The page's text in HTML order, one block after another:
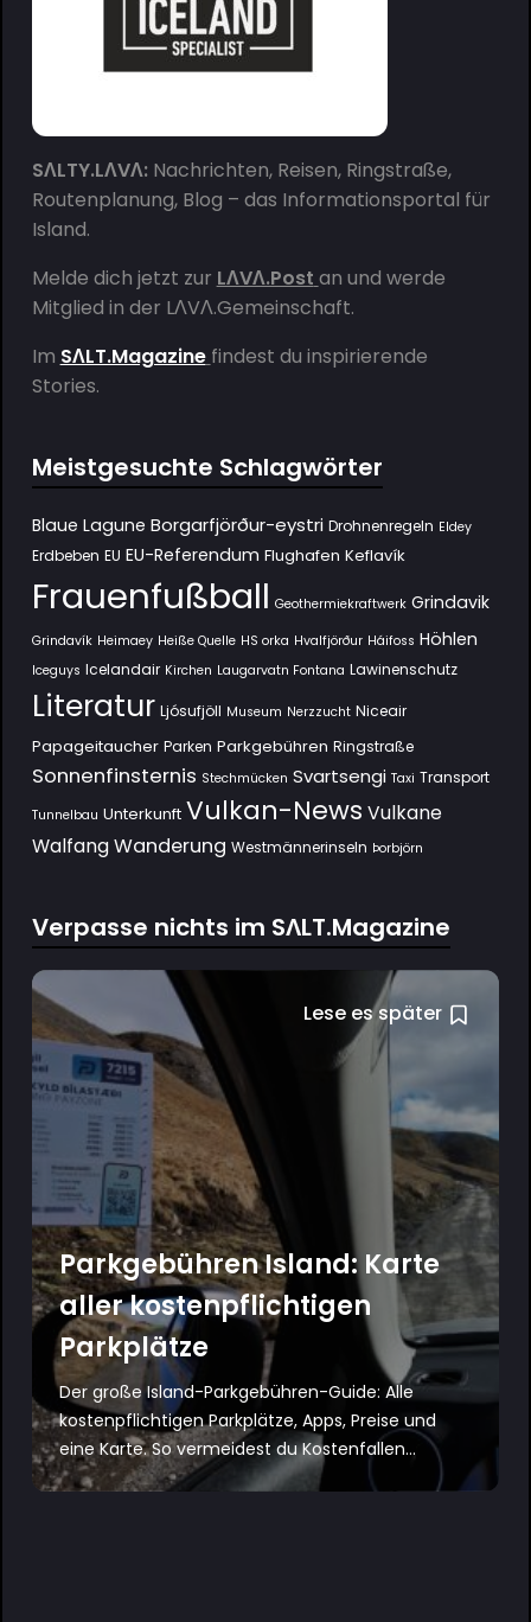
SΛLTY.LΛVΛ:Nachrichten, Reisen, Ringstraße,
Routenplanung, Blog – das Informationsportal für
Island.
Melde dich jetzt zur LΛVΛ.Post an und werde
Mitglied in der LΛVΛ.Gemeinschaft.
Im SΛLT.Magazine findest du inspirierende
Stories.
Meistgesuchte Schlagwörter
Blaue Lagune Borgarfjörður-eystri Drohnenregeln Eldey
Erdbeben EU EU-Referendum Flughafen Keflavík
Frauenfußball Geothermiekraftwerk Grindavik
Grindavík Heimaey Heiße Quelle HS orka Hvalfjörður Háifoss Höhlen
Iceguys Icelandair Kirchen Laugarvatn Fontana Lawinenschutz
Literatur Ljósufjöll Museum Nerzzucht Niceair
Papageitaucher Parken Parkgebühren Ringstraße
Sonnenfinsternis Stechmücken Svartsengi Taxi Transport
Tunnelbau Unterkunft Vulkan-News Vulkane
Walfang Wanderung Westmännerinseln Þorbjörn
Verpasse nichts im SΛLT.Magazine
Lese es später
Parkgebühren Island: Karte
aller kostenpflichtigen
Parkplätze
Der große Island-Parkgebühren-Guide: Alle
kostenpflichtigen Parkplätze, Apps, Preise und
eine Karte. So vermeidest du Kostenfallen...